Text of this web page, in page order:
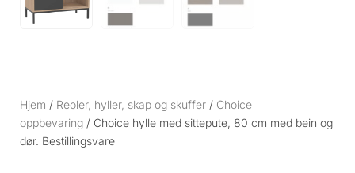
Hjem / Reoler, hyller, skap og skuffer / Choice
oppbevaring / Choice hylle med sittepute, 80 cm med bein og
dør. Bestillingsvare